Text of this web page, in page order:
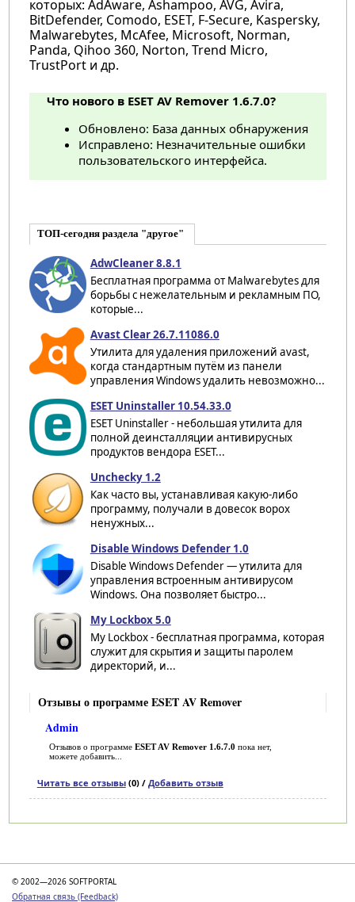
которых: AdAware, Ashampoo, AVG, Avira,
BitDefender, Comodo, ESET, F-Secure, Kaspersky,
Malwarebytes, McAfee, Microsoft, Norman,
Panda, Qihoo 360, Norton, Trend Micro,
TrustPort и др.
Что нового в ESET AV Remover 1.6.7.0?
Обновлено: База данных обнаружения
Исправлено: Незначительные ошибки
пользовательского интерфейса.
ТОП-сегодня раздела "другое"
AdwCleaner 8.8.1
Бесплатная программа от Malwarebytes для
борьбы с нежелательным и рекламным ПО,
которые...
Avast Clear 26.7.11086.0
Утилита для удаления приложений avast,
когда стандартным путём из панели
управления Windows удалить невозможно...
ESET Uninstaller 10.54.33.0
ESET Uninstaller - небольшая утилита для
полной деинсталляции антивирусных
продуктов вендора ESET...
Unchecky 1.2
Как часто вы, устанавливая какую-либо
программу, получали в довесок ворох
ненужных...
Disable Windows Defender 1.0
Disable Windows Defender — утилита для
управления встроенным антивирусом
Windows. Она позволяет быстро...
My Lockbox 5.0
My Lockbox - бесплатная программа, которая
служит для скрытия и защиты паролем
директорий, и...
Отзывы о программе ESET AV Remover
Admin
Отзывов о программе ESET AV Remover 1.6.7.0 пока нет,
можете добавить...
Читать все отзывы(0) / Добавить отзыв
© 2002—2026 SOFTPORTAL
Обратная связь (Feedback)